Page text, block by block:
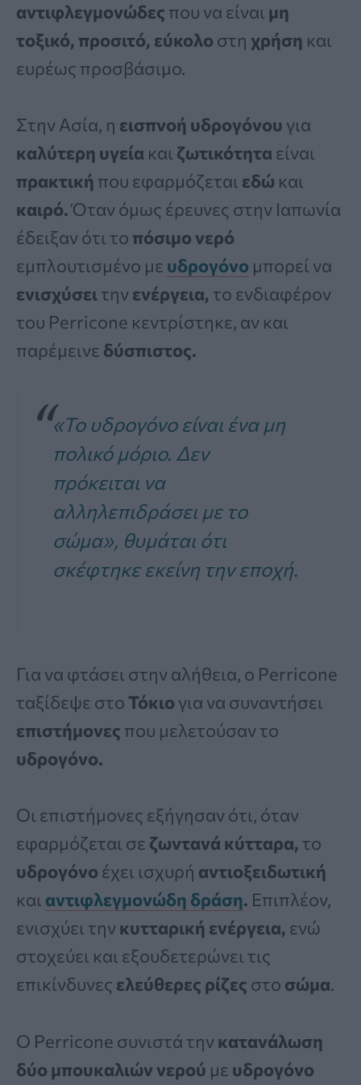
αντιφλεγμονώδες που να είναι μη
τοξικό, προσιτό, εύκολο στη χρήση και
ευρέως προσβάσιμο.
Στην Ασία, η εισπνοή υδρογόνου για
καλύτερη υγεία και ζωτικότητα είναι
πρακτική που εφαρμόζεται εδώ και
καιρό.Όταν όμως έρευνες στην Ιαπωνία
έδειξαν ότι το πόσιμο νερό
εμπλουτισμένο με υδρογόνο μπορεί να
ενισχύσειτην ενέργεια, το ενδιαφέρον
του Perricone κεντρίστηκε, αν και
παρέμεινε δύσπιστος.
«Το υδρογόνο είναι ένα μη
πολικό μόριο. Δεν
πρόκειται να
αλληλεπιδράσει με το
σώμα», θυμάται ότι
σκέφτηκε εκείνη την εποχή.
Για να φτάσει στην αλήθεια, ο Perricone
ταξίδεψε στο Τόκιο για να συναντήσει
επιστήμονες που μελετούσαν το
υδρογόνο.
Οι επιστήμονες εξήγησαν ότι, όταν
εφαρμόζεται σε ζωντανά κύτταρα, το
υδρογόνο έχει ισχυρή αντιοξειδωτική
και αντιφλεγμονώδη δράση. Επιπλέον,
ενισχύει την κυτταρική ενέργεια, ενώ
στοχεύει και εξουδετερώνει τις
επικίνδυνες ελεύθερες ρίζες στο σώμα.
Ο Perricone συνιστά την κατανάλωση
δύο μπουκαλιών νερού με υδρογόνο